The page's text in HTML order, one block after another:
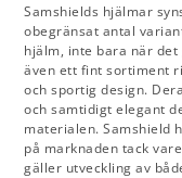
Samshields hjälmar
obegränsat antal
hjälm, inte bara när
även ett fint sortiment
och sportig design.
och samtidigt elegant
materialen. Samshield
på marknaden tack
gäller utveckling av